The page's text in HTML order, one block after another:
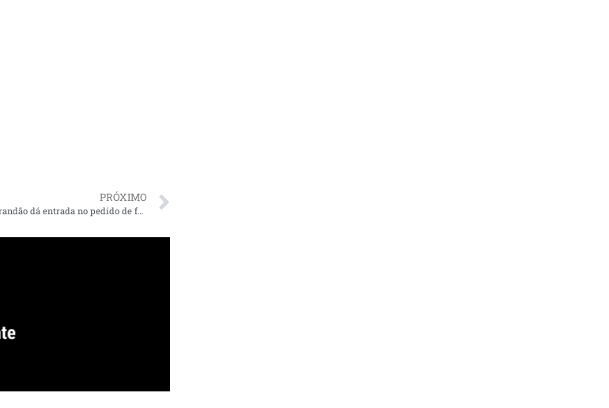
PRÓXIMO
Transferido responsabilidade: Brandão dá entrada no pedido de federalização de estradas do Maranhão